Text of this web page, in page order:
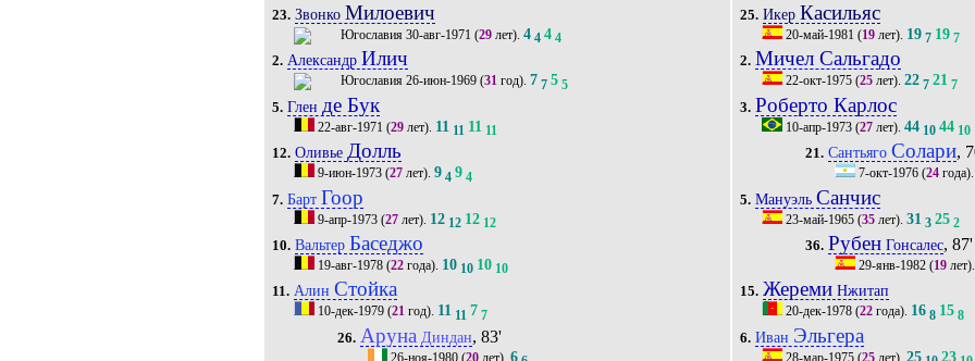
23. Звонко Милоевич
30-авг-1971 (29лет). 4 4 4 4
2. АлександрИлич
26-июн-1969(31год). 7 7 5 5
5. Глен де Бук
22-авг-1971 (29 лет). 11 11 11 11
12. Оливье Долль
9-июн-1973 (27 лет).9 4 9 4
7. Барт Гоор
9-апр-1973 (27 лет). 12 12 12 12
10. Вальтер Баседжо
19-авг-1978 (22 года). 10 10 10 10
11. АлинСтойка
10-дек-1979 (21 год). 11 11 7 7
26. Аруна Диндан, 83'
26-ноя-1980(20лет). 6
25. Икер Касильяс
20-май-1981 (19 лет). 19 7 19 7
2. Мичел Сальгадо
22-окт-1975 (25 лет).22 7 21 7
3. Роберто Карлос
10-апр-1973 (27 лет).44 10 44 10
21. СантьягоСолари,
7-окт-1976(24года).
5. МануэльСанчис
23-май-1965 (35 лет).31 3 25 2
36. Рубен Гонсалес, 87'
29-янв-1982(19лет).
15. Жереми Нжитап
20-дек-1978 (22 года). 16 8 15 8
6. Иван Эльгера
28-мар-1975 (25 лет).25 23